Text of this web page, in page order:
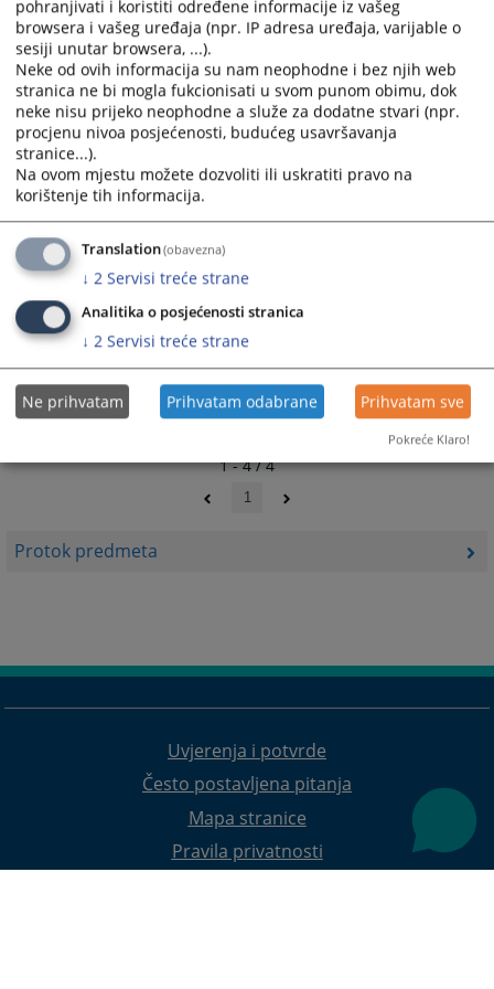
Protok predmeta
and
select
a
date.
Press
the
question
mark
to
get
the
keyboard
shortcuts
changing
dates.
and
select
a
date.
Press
the
question
mark
get
the
keyboard
shortcuts
changing
dates.
30.04.2021.
Godišnji izvještaj o radu suda za 2020. godinu
12.03.2020.
Godišnji izvještaj o radu suda za 2019. godinu
1 - 4 / 4
1
Uvjerenja i potvrde
Često postavljena pitanja
Mapa stranice
Pravila privatnosti
pohranjivati i koristiti određene informacije iz vašeg
browsera i vašeg uređaja (npr. IP adresa uređaja, varijable o
sesiji unutar browsera, ...).
Neke od ovih informacija su nam neophodne i bez njih web
stranica ne bi mogla fukcionisati u svom punom obimu, dok
neke nisu prijeko neophodne a služe za dodatne stvari (npr.
procjenu nivoa posjećenosti, budućeg usavršavanja
stranice...).
Na ovom mjestu možete dozvoliti ili uskratiti pravo na
korištenje tih informacija.
Translation(obavezna)
↓ 2 Servisi treće strane
Analitika o posjećenosti stranica
↓ 2 Servisi treće strane
Ne prihvatam Prihvatam odabrane Prihvatam sve
Pokreće Klaro!